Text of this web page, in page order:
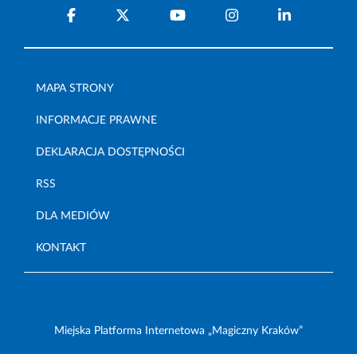
MAPA STRONY
INFORMACJE PRAWNE
DEKLARACJA DOSTĘPNOŚCI
RSS
DLA MEDIÓW
KONTAKT
Miejska Platforma Internetowa „Magiczny Kraków”